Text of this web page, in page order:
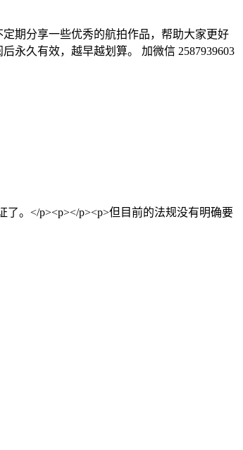
期分享一些优秀的航拍作品，帮助大家更好
永久有效，越早越划算。 加微信 2587939603
。</p><p></p><p>但目前的法规没有明确要